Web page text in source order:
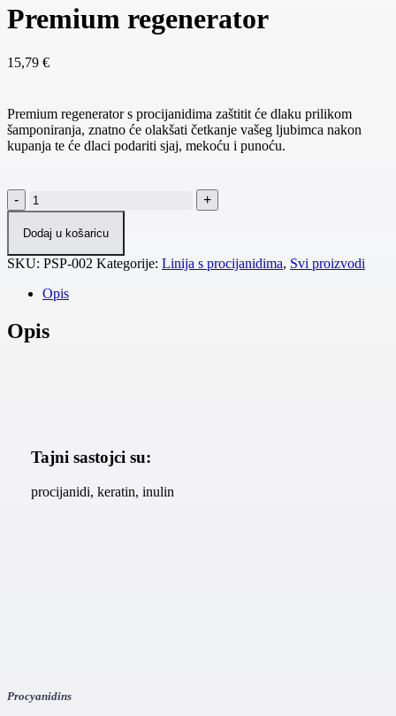
Premium regenerator
15,79 €
Premium regenerator s procijanidima zaštitit će dlaku prilikom
šamponiranja, znatno će olakšati četkanje vašeg ljubimca nakon
kupanja te će dlaci podariti sjaj, mekoću i punoću.
Premium
regenerator
količina
Dodaj u košaricu
SKU: PSP-002 Kategorije: Linija s procijanidima, Svi proizvodi
Opis
Opis
Tajni sastojci su:
procijanidi, keratin, inulin
Procyanidins